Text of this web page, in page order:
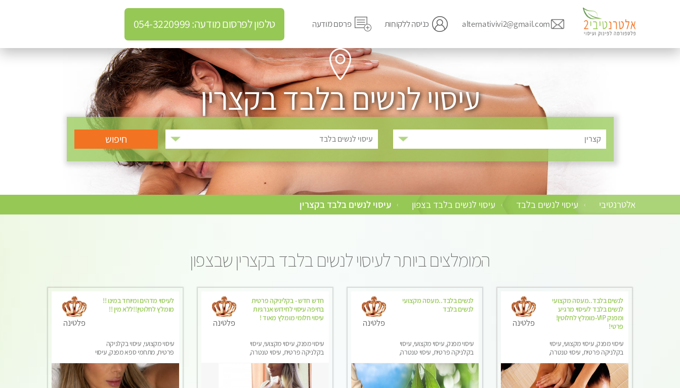
alternativivi2@gmail.com כניסה ללקוחות פרסם מודעה טלפון לפרסום מודעה: 054-3220999
עיסוי לנשים בלבד בקצרין
קצרין עיסוי לנשים בלבד
אלטרנטיבי › עיסוי לנשים בלבד › עיסוי לנשים בלבד בצפון › עיסוי לנשים בלבד בקצרין
המומלצים ביותר לעיסוי לנשים בלבד בקצרין שבצפון
לנשים בלבד..מעסה מקצועי
לנשים בלבד לעיסוי מרגיע
ומפנק VIP-מומלץ לחלוטין!
פרטי! ​​​​​​
עיסוי מפנק, עיסוי מקצועי, עיסוי
בקלניקה פרטית, עיסוי טנטרה,
בלבד
פלטינה
לנשים בלבד..מעסה מקצועי
לנשים בלבד
עיסוי מפנק, עיסוי מקצועי, עיסוי
בקלניקה פרטית, עיסוי טנטרה,
בלבד
פלטינה
חדש חדש - בקליניקה פרטית
בחיפה עיסוי לחידוש אנרגיות
עיסוי חלומי מומלץ מאוד !
עיסוי מפנק, עיסוי מקצועי, עיסוי
בקלניקה פרטית, עיסוי טנטרה,
פלטינה
לעיסוי מדהים ומיוחד במינו !!
מומלץ לחלוטין!!ללא מין !!
עיסוי מקצועי, עיסוי בקלניקה
פרטית, מתחמי ספא מפנק, עיסוי
פלטינה